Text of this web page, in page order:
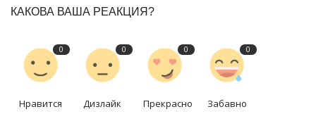
КАКОВА ВАША РЕАКЦИЯ?
0
Нравится
0
Дизлайк
0
Прекрасно
0
Забавно